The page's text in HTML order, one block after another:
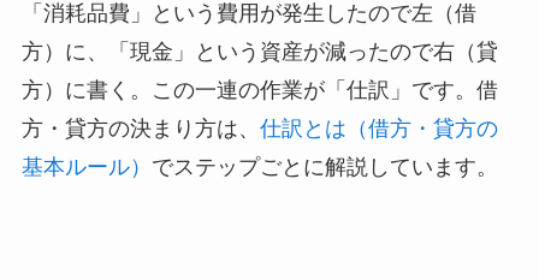
「消耗品費」という費用が発生したので左（借
方）に、「現金」という資産が減ったので右（貸
方）に書く。この一連の作業が「仕訳」です。借
方・貸方の決まり方は、 仕訳とは（借方・貸方の
基本ルール） でステップごとに解説しています。